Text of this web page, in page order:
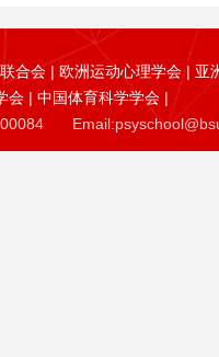
合会 | 欧洲运动心理学会 | 亚
会 | 中国体育科学学会 |